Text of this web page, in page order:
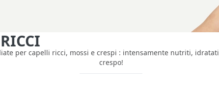
per capelli ricci, mossi e crespi : intensamente nutriti,
crespo!